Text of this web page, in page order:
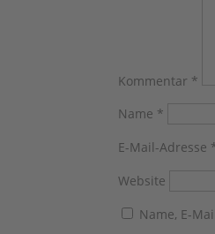
Kommentar *
Name *
E-Mail-Adresse
Website
Name, E-